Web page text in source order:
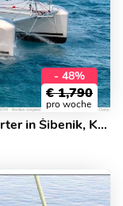
- 48%
€ 1,790
pro woche
Hervorragender Katamaran-Yachtcharter in Šibenik, Kroatien. MEDIA LUNA - 42ft.